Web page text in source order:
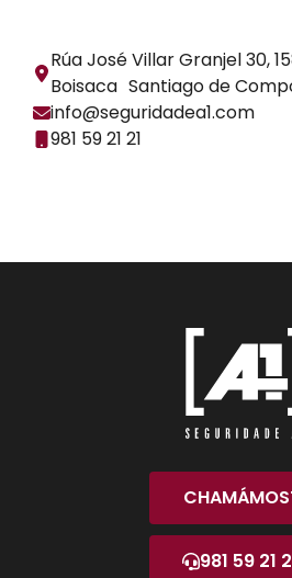
Rúa José Villar Granjel 30,
Boisaca Santiago de
info@seguridadea1.com
981 59 21 21
981 59 21